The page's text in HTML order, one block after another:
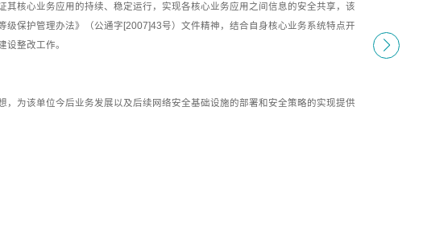
其核心业务应用的持续、稳定运行，实现各核心业务应用之间信息的安全共享，该
级保护管理办法》（公通字[2007]43号）文件精神，结合自身核心业务系统特点开
设整改工作。
，为该单位今后业务发展以及后续网络安全基础设施的部署和安全策略的实现提供